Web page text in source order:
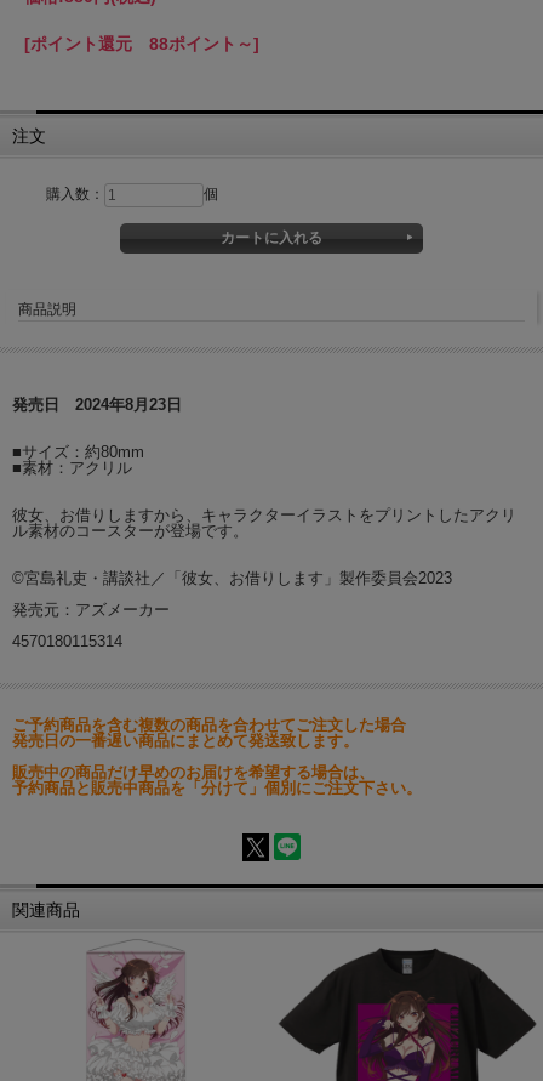
[ポイント還元 88ポイント～]
注文
購入数： 個
商品説明
発売日 2024年8月23日
■サイズ：約80mm
■素材：アクリル
彼女、お借りしますから、キャラクターイラストをプリントしたアクリ
ル素材のコースターが登場です。
©宮島礼吏・講談社／「彼女、お借りします」製作委員会2023
発売元：アズメーカー
4570180115314
ご予約商品を含む複数の商品を合わせてご注文した場合
発売日の一番遅い商品にまとめて発送致します。
販売中の商品だけ早めのお届けを希望する場合は、
予約商品と販売中商品を「分けて」個別にご注文下さい。
関連商品